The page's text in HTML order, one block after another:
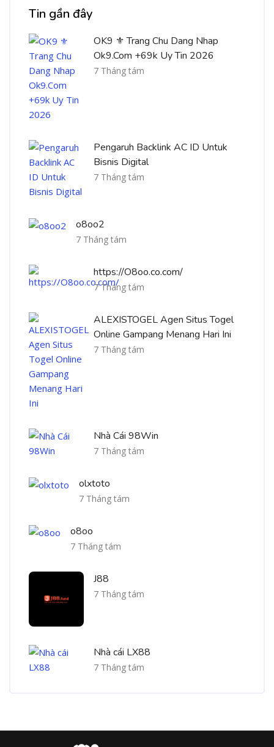
Tin gần đây
OK9 ⚜️ Trang Chu Dang Nhap
Ok9.Com +69k Uy Tin 2026
7 Tháng tám
Pengaruh Backlink AC ID Untuk
Bisnis Digital
7 Tháng tám
o8oo2
7 Tháng tám
https://O8oo.co.com/
7 Tháng tám
ALEXISTOGEL Agen Situs Togel
Online Gampang Menang Hari Ini
7 Tháng tám
Nhà Cái 98Win
7 Tháng tám
olxtoto
7 Tháng tám
o8oo
7 Tháng tám
J88
7 Tháng tám
Nhà cái LX88
7 Tháng tám